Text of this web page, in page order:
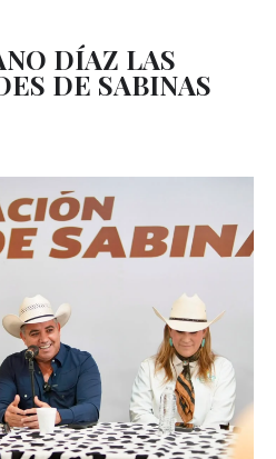
DÍAZ LAS
DE SABINAS